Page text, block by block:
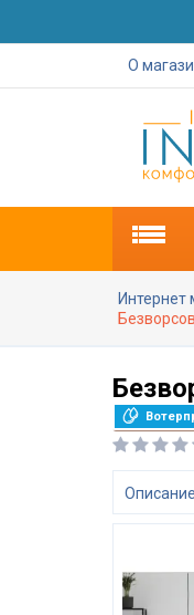
О
Интернет
Описание